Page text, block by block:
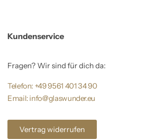
Kundenservice
Fragen? Wir sind für dich da:
Telefon: +49 9561 401 34 90
Email: info@glaswunder.eu
Vertrag widerrufen